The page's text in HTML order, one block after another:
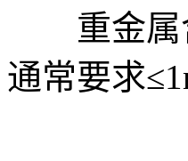
重金属含
通常要求